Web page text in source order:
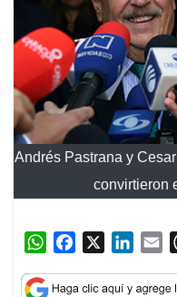
Andrés Pastrana y
convirtieron
W
a
c
n
a